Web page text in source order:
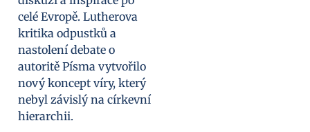
celé Evropě. Lutherova
kritika odpustků a
nastolení debate o
autoritě Písma vytvořilo
nový koncept víry, který
nebyl závislý na církevní
hierarchii.